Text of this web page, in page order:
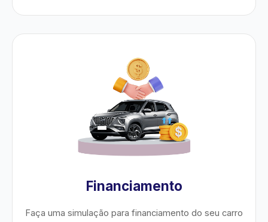
Financiamento
Faça uma simulação para financiamento do seu carro